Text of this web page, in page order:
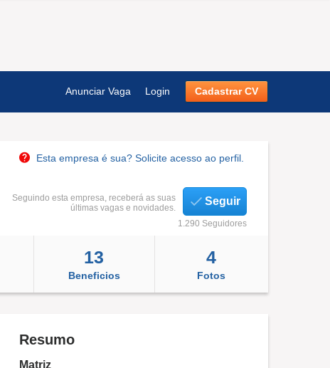
Anunciar Vaga Login Cadastrar CV
Esta empresa é sua? Solicite acesso ao perfil.
Seguindo esta empresa, receberá as suas
últimas vagas e novidades.
Seguir
1.290 Seguidores
13
Beneficios
4
Fotos
Resumo
Matriz